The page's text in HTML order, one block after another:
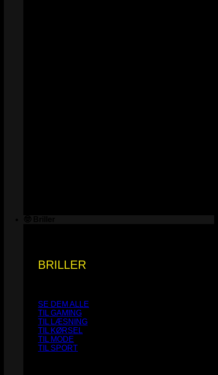
BRILLER
SE DEM ALLE
TIL GAMING
TIL LÆSNING
TIL KØRSEL
TIL MODE
TIL SPORT